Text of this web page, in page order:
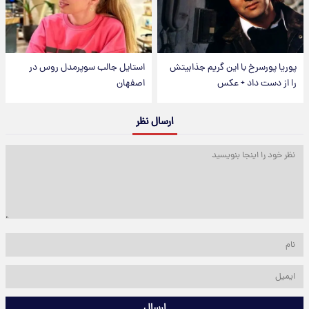
پوریا پورسرخ با این گریم جذابیتش
را از دست داد + عکس
استایل جالب سوپرمدل روس در
اصفهان
ارسال نظر